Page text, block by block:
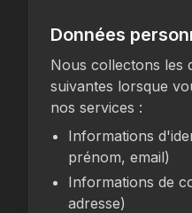
Données
Nous collectons les
suivantes lorsque
nos services :
Informations
prénom, email)
Informations de
adresse)